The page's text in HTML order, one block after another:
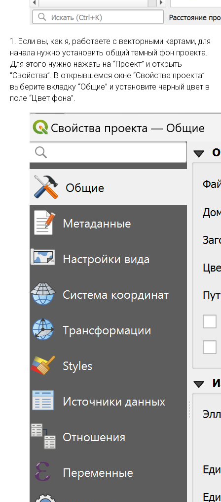
1. Если вы, как я, работаете с векторными картами, для
начала нужно установить общий темный фон проекта.
Для этого нужно нажать на “Проект” и открыть
“Свойства”. В открывшемся окне “Свойства проекта”
выберите вкладку “Общие” и установите черный цвет в
поле “Цвет фона”.